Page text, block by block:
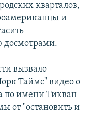
кварталов,
и
досмотрами.
вызвало
Таймс" видео о
по имени Тикван
от "остановить и